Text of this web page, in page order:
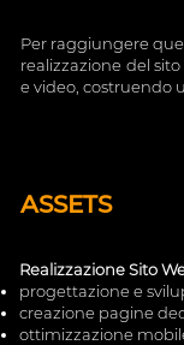
Per raggiungere
realizzazione del
e video, costruendo
ASSETS
Realizzazione Sito
progettazione e
creazione pagine
ottimizzazione